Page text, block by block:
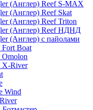
(Англер) Reef S-MAX
(Англер) Reef Skat
(Англер) Reef Triton
(Англер) Reef НДНД
(Англер) с пайолами
Boat
Omolon
X-River
Wind